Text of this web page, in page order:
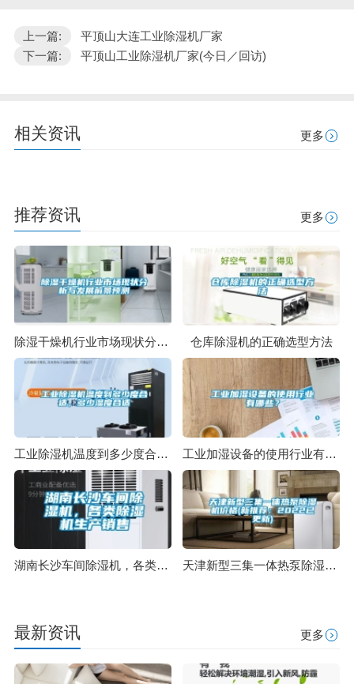
上一篇:
平顶山大连工业除湿机厂家
下一篇:
平顶山工业除湿机厂家(今日／回访)
相关资讯 更多
推荐资讯 更多
除湿干燥机行业市场现状分析与发展前景预测 仓库除湿机的正确选型方法
工业除湿机温度到多少度合适，多少湿度合适 工业加湿设备的使用行业有哪些？
湖南长沙车间除湿机，各类除湿机生产销售 天津新型三集一体热泵除湿机价格(新推荐：2022已更新)
最新资讯 更多